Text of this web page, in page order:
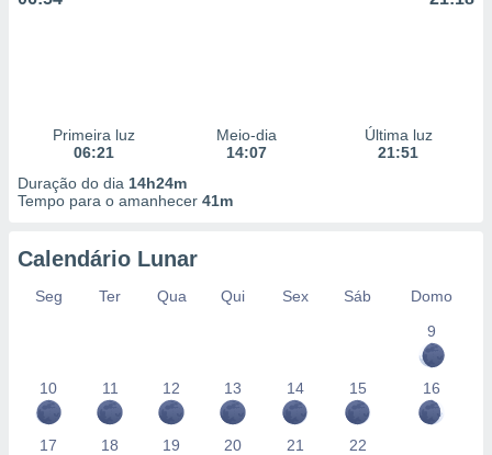
Primeira luz
06:21
Meio-dia
14:07
Última luz
21:51
Duração do dia 14h24m
Tempo para o amanhecer 41m
Calendário Lunar
Seg Ter Qua Qui Sex Sáb
Domo
9
10 11 12 13 14 15 16
17 18 19 20 21 22